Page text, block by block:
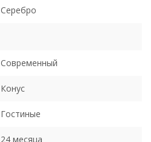
Серебро
Современный
Конус
Гостиные
24 месяца